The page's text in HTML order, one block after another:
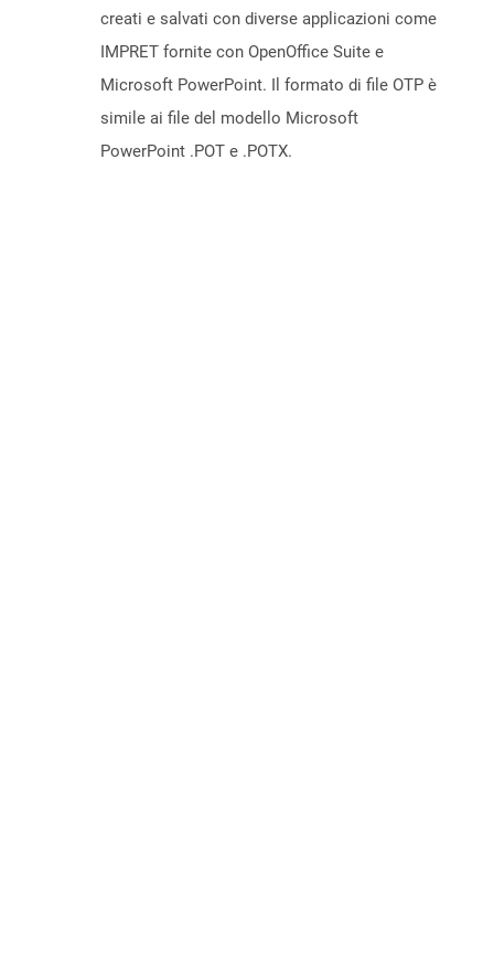
creati e salvati con diverse applicazioni come
IMPRET fornite con OpenOffice Suite e
Microsoft PowerPoint. Il formato di file OTP è
simile ai file del modello Microsoft
PowerPoint .POT e .POTX.